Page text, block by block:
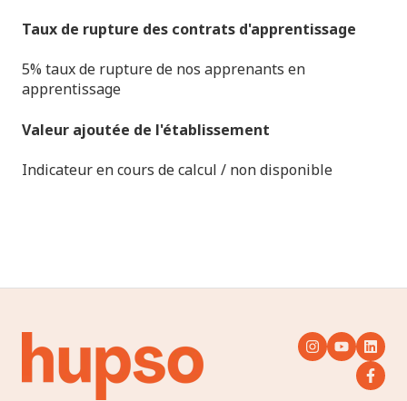
Taux de rupture des contrats d'apprentissage
5% taux de rupture de nos apprenants en
apprentissage
Valeur ajoutée de l'établissement
Indicateur en cours de calcul / non disponible